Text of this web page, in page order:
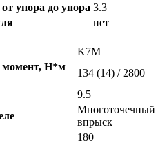
упора до упора 3.3
нет
K7M
Н*м
134 (14) / 2800
9.5
Многоточечный
впрыск
180